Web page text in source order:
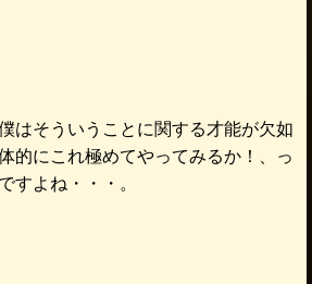
はそういうことに関する才能が欠如
的にこれ極めてやってみるか！、っ
すよね・・・。